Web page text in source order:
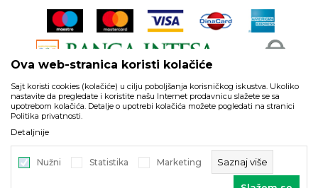
artikli prikazani na sajtu su deo naše ponude i ne podrazumeva
da su dostupni u svakom trenutku.
, IzradaNB SOFT. Sva prava
Ova web-stranica koristi kolačiće
Sajt koristi cookies (kolačiće) u cilju poboljšanja korisničkog iskustva. Ukoliko
nastavite da pregledate i koristite našu Internet prodavnicu slažete se sa
upotrebom kolačića. Detalje o upotrebi kolačića možete pogledati na stranici
Politika privatnosti.
Detaljnije
Nužni Statistika Marketing Saznaj više